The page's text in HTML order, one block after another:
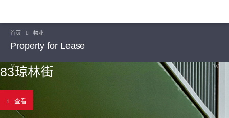
首页 物业
Property for Lease
83琼林街
查看